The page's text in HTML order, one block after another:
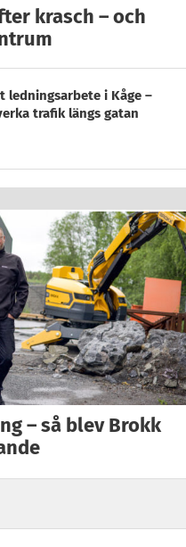
krasch – och
ledningsarbete i Kåge –
trafik längs gatan
– så blev Brokk